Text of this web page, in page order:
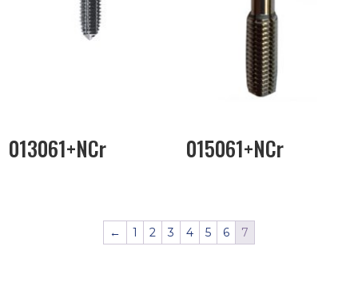
013061+NCr 015061+NCr
← 1 2 3 4 5 6 7